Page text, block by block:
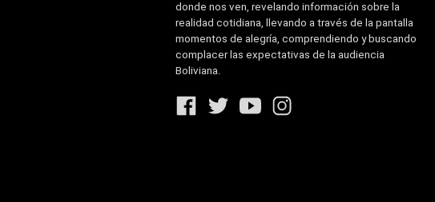
donde nos ven, revelando información sobre la
realidad cotidiana, llevando a través de la pantalla
momentos de alegría, comprendiendo y buscando
complacer las expectativas de la audiencia
Boliviana.